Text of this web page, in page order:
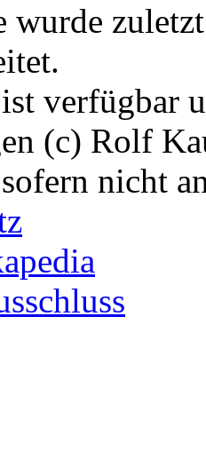
wurde
verfügbar
(c) Rolf
nicht